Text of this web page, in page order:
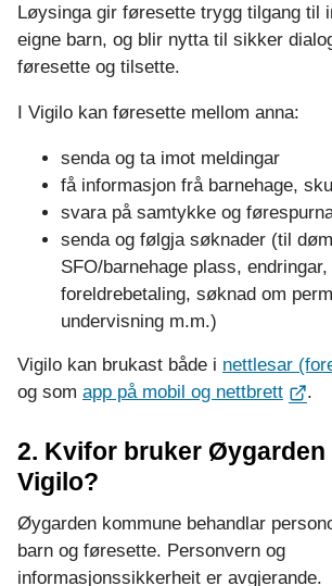
Løysinga gir føresette trygg tilgang til
eigne barn, og blir nytta til sikker
føresette og tilsette.
I Vigilo kan føresette mellom anna:
senda og ta imot meldingar
få informasjon frå barnehage,
svara på samtykke og
senda og følgja søknader (til
SFO/barnehage plass,
foreldrebetaling, søknad om
undervisning m.m.)
Vigilo kan brukast både i nettlesar
og som app på mobil og nettbrett .
2. Kvifor bruker Øygarden
Vigilo?
Øygarden kommune behandlar
barn og føresette. Personvern og
informasjonssikkerheit er avgjerande.